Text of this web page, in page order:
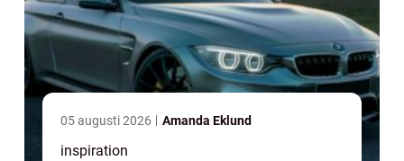
05 augusti 2026 Amanda Eklund
inspiration